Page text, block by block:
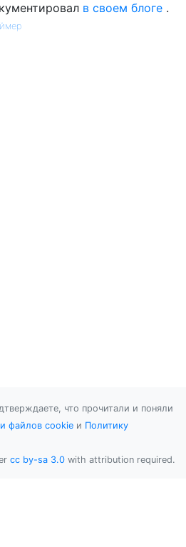
в своем блоге .
что прочитали и поняли
файлов cookie и Политику
cc by-sa 3.0 with attribution required.